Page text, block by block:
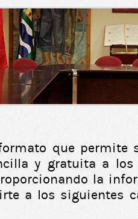
que permite
y gratuita a
la
a los siguientes